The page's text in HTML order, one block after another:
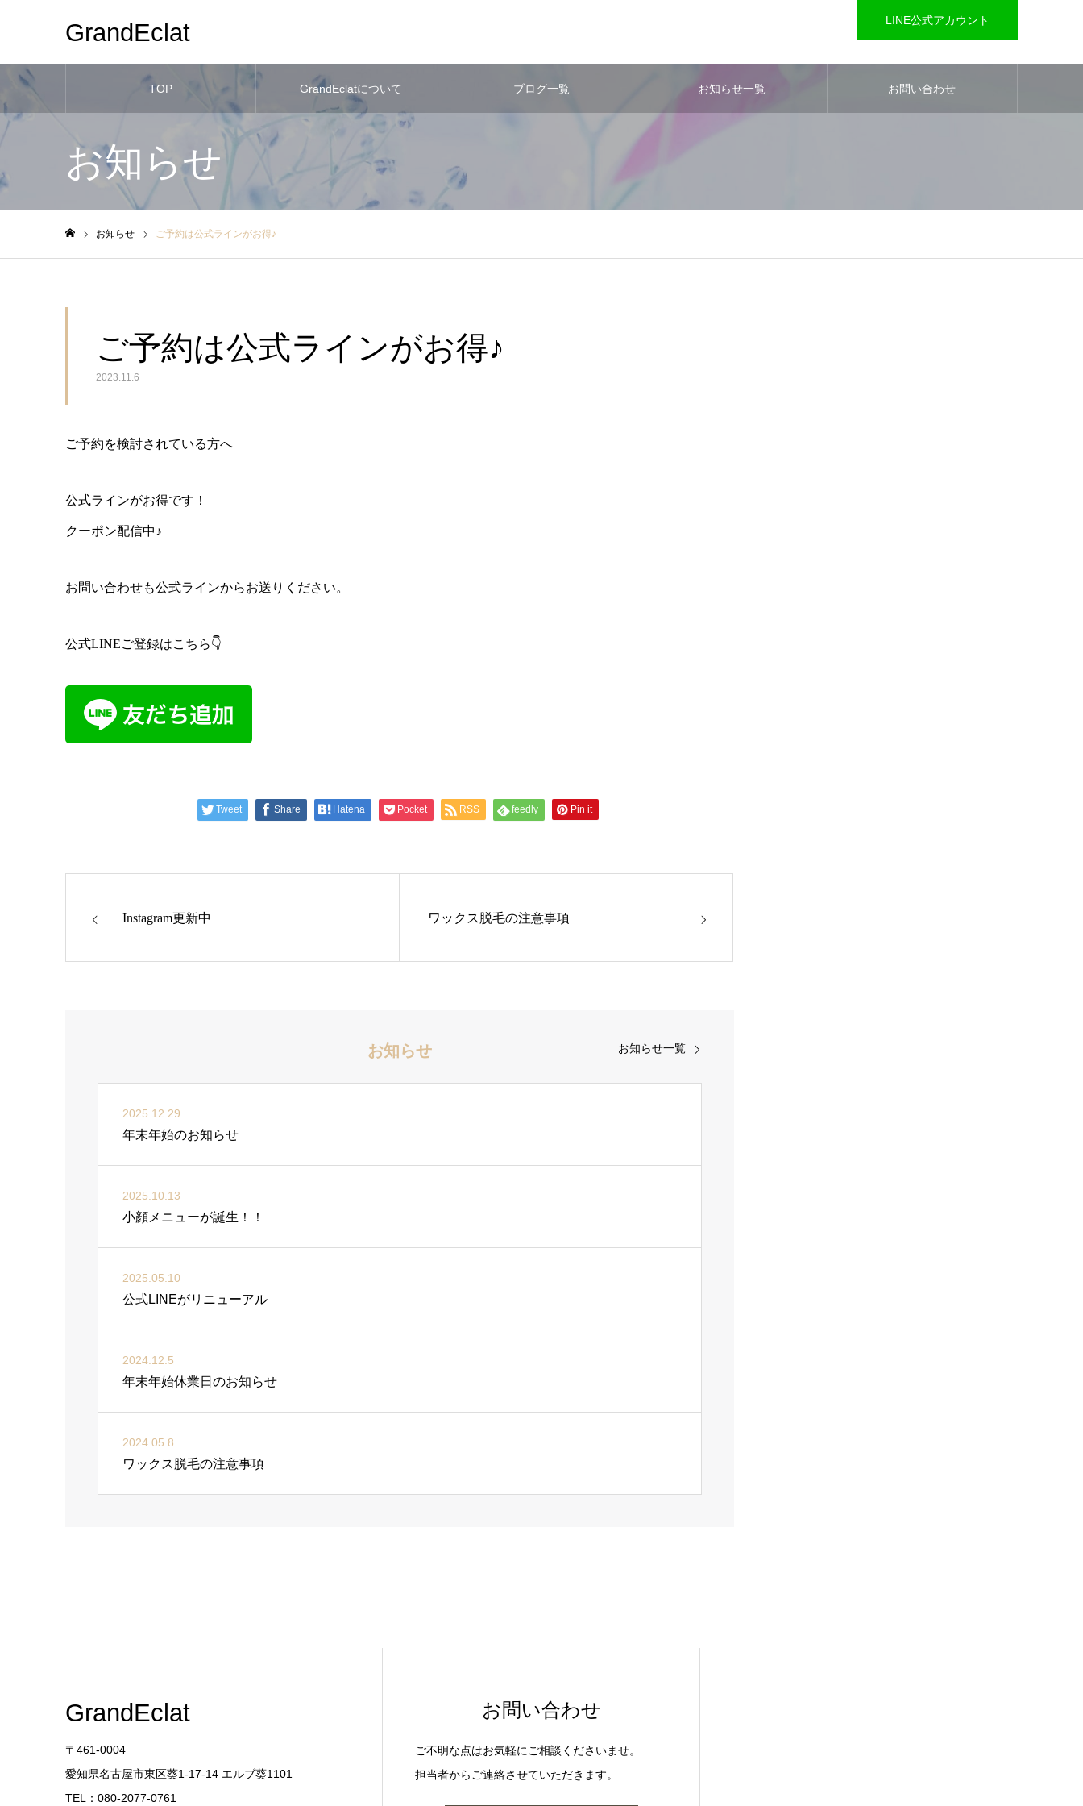
GrandEclat LINE公式アカウント
TOP GrandEclatについて ブログ一覧 お知らせ一覧 お問い合わせ
お知らせ
お知らせ ご予約は公式ラインがお得♪
ご予約は公式ラインがお得♪
2023.11.6
ご予約を検討されている方へ
公式ラインがお得です！
クーポン配信中♪
お問い合わせも公式ラインからお送りください。
公式LINEご登録はこちら👇
Tweet Share Hatena Pocket RSS feedly Pin it
Instagram更新中 ワックス脱毛の注意事項
お知らせ
2025.12.29
年末年始のお知らせ
2025.10.13
小顔メニューが誕生！！
2025.05.10
公式LINEがリニューアル
2024.12.5
年末年始休業日のお知らせ
2024.05.8
ワックス脱毛の注意事項
お知らせ一覧
GrandEclat
〒461-0004
愛知県名古屋市東区葵1-17-14 エルブ葵1101
TEL：080-2077-0761
お問い合わせ
ご不明な点はお気軽にご相談くださいませ。
担当者からご連絡させていただきます。